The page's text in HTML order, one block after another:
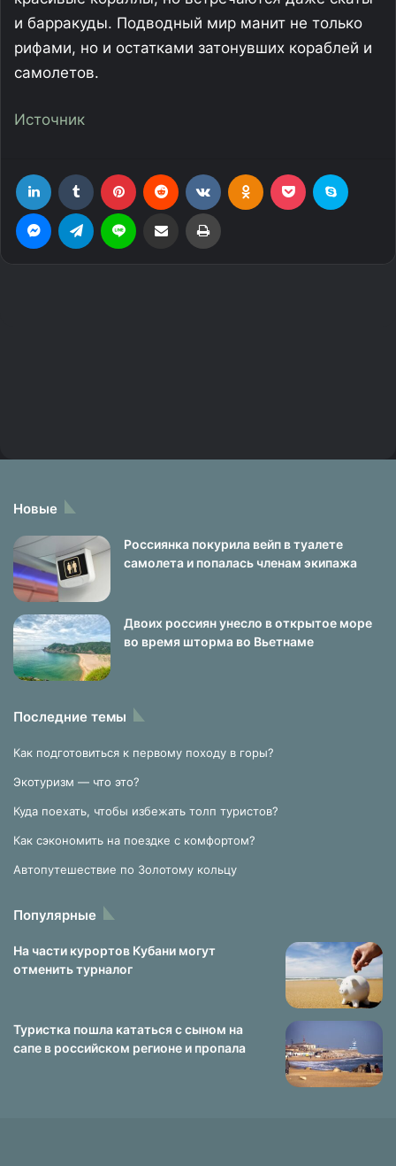
Новые
Россиянка покурила вейп в туалете
самолета и попалась членам экипажа
Двоих россиян унесло в открытое море
во время шторма во Вьетнаме
Последние темы
Как подготовиться к первому походу в горы?
Экотуризм — что это?
Куда поехать, чтобы избежать толп туристов?
Как сэкономить на поездке с комфортом?
Автопутешествие по Золотому кольцу
Популярные
На части курортов Кубани могут
отменить турналог
Туристка пошла кататься с сыном на
сапе в российском регионе и пропала